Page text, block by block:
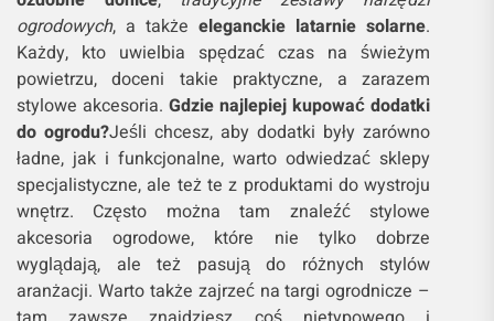
ogrodowych, a takżeeleganckie latarnie solarne.
Każdy, kto uwielbia spędzać czas na świeżym
powietrzu, doceni takie praktyczne, a zarazem
stylowe akcesoria.Gdzie najlepiej kupować dodatki
do ogrodu?Jeśli chcesz, aby dodatki były zarówno
ładne, jak i funkcjonalne, warto odwiedzać sklepy
specjalistyczne, ale też te z produktami do wystroju
wnętrz. Często można tam znaleźć stylowe
akcesoria ogrodowe, które nie tylko dobrze
wyglądają, ale też pasują do różnych stylów
aranżacji. Warto także zajrzeć na targi ogrodnicze –